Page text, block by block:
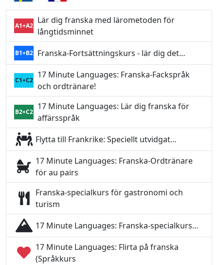
A1+A2
Lär dig franska med lärometoden för
långtidsminnet
B1+B2 Franska-Fortsättningskurs - lär dig det…
C1+C2
17 Minute Languages: Franska-Fackspråk
och ordtränare!
B2+C2
17 Minute Languages: Lär dig franska för
affärsspråk
Flytta till Frankrike: Speciellt utvidgat…
17 Minute Languages: Franska-Ordtränare
för au pairs
Franska-specialkurs för gastronomi och
turism
17 Minute Languages: Franska-specialkurs…
17 Minute Languages: Flirta på franska
(Språkkurs